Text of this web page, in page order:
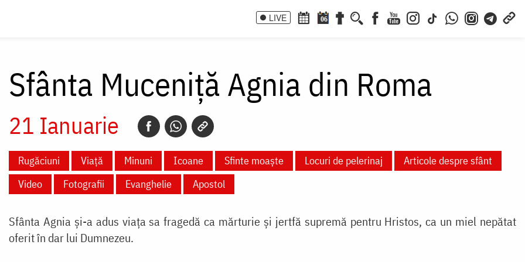
LIVE 06
Sfânta Muceniță Agnia din Roma
21 Ianuarie
Rugăciuni Viață Minuni Icoane Sfinte moaște Locuri de pelerinaj
Articole despre sfânt
Video
Fotografii Evanghelie Apostol
Sfânta Agnia și-a adus viața sa fragedă ca mărturie și jertfă supremă pentru Hristos, ca un miel nepătat
oferit în dar lui Dumnezeu.